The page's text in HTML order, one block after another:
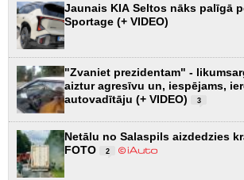
Jaunais KIA Seltos nāks palīgā
Sportage (+ VIDEO)
"Zvaniet prezidentam" -
aiztur agresīvu un, iespējams,
autovadītāju (+ VIDEO)
3
Netālu no Salaspils aizdedzies
FOTO
2